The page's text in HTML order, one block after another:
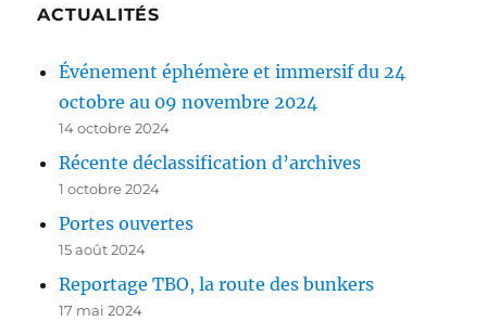
ACTUALITÉS
Événement éphémère et immersif du 24
octobre au 09 novembre 2024
14 octobre 2024
Récente déclassification d’archives
1 octobre 2024
Portes ouvertes
15 août 2024
Reportage TBO, la route des bunkers
17 mai 2024